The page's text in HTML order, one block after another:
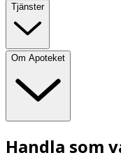
Tjänster
Om Apoteket
Handla som